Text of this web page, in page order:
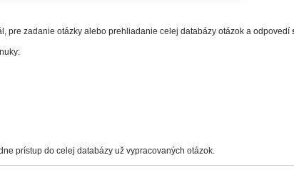
pre zadanie otázky alebo prehliadanie celej databázy otázok a odpovedí
prístup do celej databázy už vypracovaných otázok.